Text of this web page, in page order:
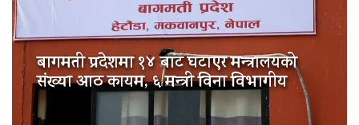
बागमती प्रदेशमा १४ बाट घटाएर मन्त्रालयको
संख्या आठ कायम, ६ मन्त्री विना विभागीय